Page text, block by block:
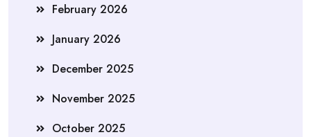
February 2026
January 2026
December 2025
November 2025
October 2025